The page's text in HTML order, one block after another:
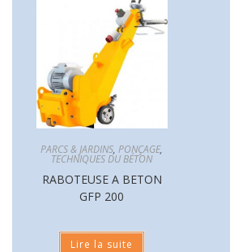
PARCS & JARDINS,PONÇAGE,
TECHNIQUES DU BÉTON
RABOTEUSE A BETON
GFP 200
Lire la suite